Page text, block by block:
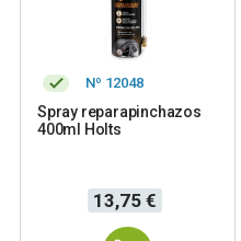
Nº 12048
Spray reparapinchazos
400ml Holts
Precio
13,75 €